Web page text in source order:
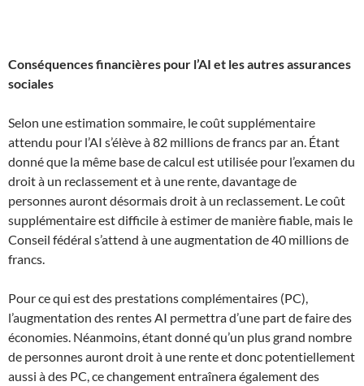
Conséquences financières pour l’AI et les autres assurances
sociales
Selon une estimation sommaire, le coût supplémentaire
attendu pour l’AI s’élève à 82 millions de francs par an. Étant
donné que la même base de calcul est utilisée pour l’examen du
droit à un reclassement et à une rente, davantage de
personnes auront désormais droit à un reclassement. Le coût
supplémentaire est difficile à estimer de manière fiable, mais le
Conseil fédéral s’attend à une augmentation de 40 millions de
francs.
Pour ce qui est des prestations complémentaires (PC),
l’augmentation des rentes AI permettra d’une part de faire des
économies. Néanmoins, étant donné qu’un plus grand nombre
de personnes auront droit à une rente et donc potentiellement
aussi à des PC, ce changement entraînera également des